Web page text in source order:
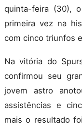
quinta-feira (30),
primeira vez na
com cinco triunfos
Na vitória do
confirmou seu
jovem astro
assistências e
mais o resultado